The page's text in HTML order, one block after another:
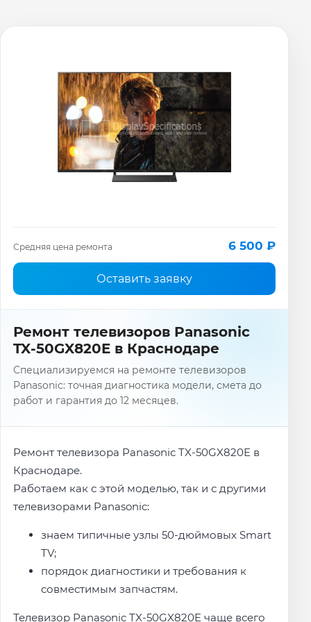
Средняя цена ремонта 6 500 ₽
Оставить заявку
Ремонт телевизоров Panasonic
TX-50GX820E в Краснодаре
Специализируемся на ремонте телевизоров
Panasonic: точная диагностика модели, смета до
работ и гарантия до 12 месяцев.
Ремонт телевизора Panasonic TX-50GX820E в
Краснодаре.
Работаем как с этой моделью, так и с другими
телевизорами Panasonic:
знаем типичные узлы 50-дюймовых Smart
TV;
порядок диагностики и требования к
совместимым запчастям.
Телевизор Panasonic TX-50GX820E чаще всего